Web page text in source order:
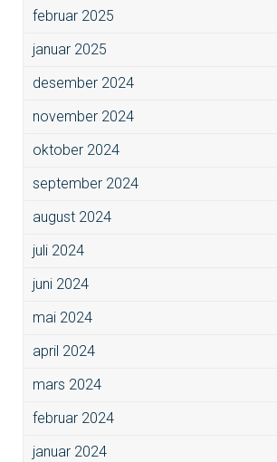
februar 2025
januar 2025
desember 2024
november 2024
oktober 2024
september 2024
august 2024
juli 2024
juni 2024
mai 2024
april 2024
mars 2024
februar 2024
januar 2024